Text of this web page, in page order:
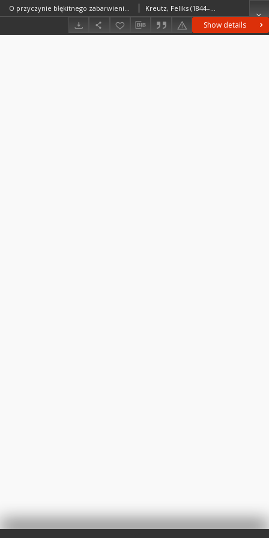
Show details
O przyczynie błękitnego zabarwienia soli kuchennej Kreutz, Feliks (1844–1910)